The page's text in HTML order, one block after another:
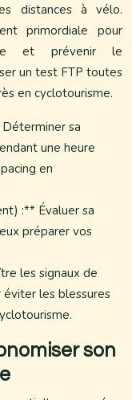
distances à vélo.
primordiale pour
et prévenir le
un test FTP toutes
en cyclotourisme.
sa
une heure
en
:** Évaluer sa
préparer vos
les signaux de
les blessures
son